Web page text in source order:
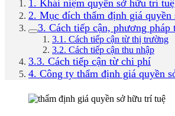
1. Khái niệm quyền sở hữu trí tuệ
2. Mục đích thẩm định giá
3. Cách tiếp cận, phương pháp
3.1. Cách tiếp cận từ thị trường
3.2. Cách tiếp cận thu nhập
3.3. Cách tiếp cận từ chi phí
4. Công ty thẩm định giá quyền